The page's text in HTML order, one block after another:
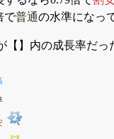
で普通の水準になっ
【】内の成長率だっ